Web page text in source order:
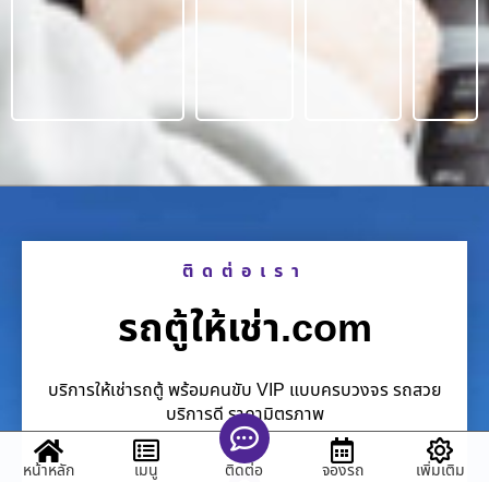
ติดต่อเรา
รถตู้ให้เช่า.com
บริการให้เช่ารถตู้ พร้อมคนขับ VIP แบบครบวงจร รถสวย
บริการดี ราคามิตรภาพ
หน้าหลัก เมนู ติดต่อ จองรถ เพิ่มเติม